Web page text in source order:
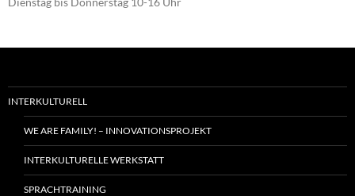
INTERKULTURELL
WE ARE FAMILY! – INNOVATIONSPROJEKT
INTERKULTURELLE WERKSTATT
SPRACHTRAINING